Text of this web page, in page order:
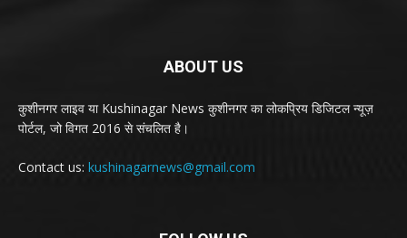
ABOUT US
कुशीनगर लाइव या Kushinagar News कुशीनगर का लोकप्रिय डिजिटल न्यूज़
पोर्टल, जो विगत 2016 से संचलित है।
Contact us: kushinagarnews@gmail.com